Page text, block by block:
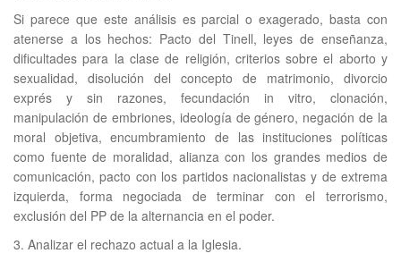
Si parece que este análisis es parcial o exagerado, basta con
atenerse a los hechos: Pacto del Tinell, leyes de enseñanza,
dificultades para la clase de religión, criterios sobre el aborto y
sexualidad, disolución del concepto de matrimonio, divorcio
exprés y sin razones, fecundación in vitro, clonación,
manipulación de embriones, ideología de género, negación de la
moral objetiva, encumbramiento de las instituciones políticas
como fuente de moralidad, alianza con los grandes medios de
comunicación, pacto con los partidos nacionalistas y de extrema
izquierda, forma negociada de terminar con el terrorismo,
exclusión del PP de la alternancia en el poder.
3. Analizar el rechazo actual a la Iglesia.